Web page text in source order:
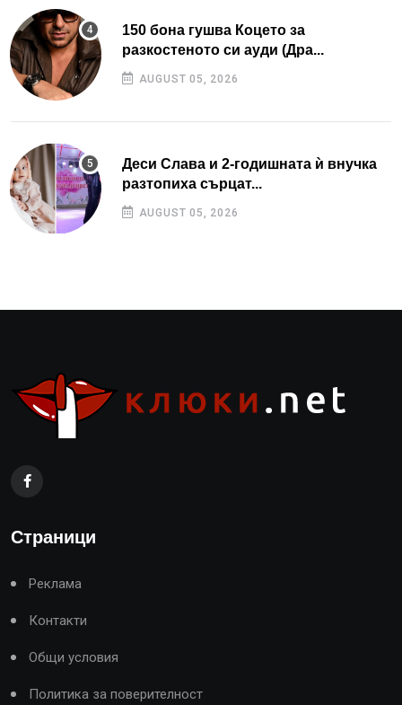
150 бона гушва Коцето за
разкостеното си ауди (Дра...
AUGUST 05, 2026
Деси Слава и 2-годишната ѝ внучка
разтопиха сърцат...
AUGUST 05, 2026
Страници
Реклама
Контакти
Общи условия
Политика за поверителност